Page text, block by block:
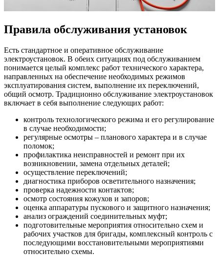
Правила обслуживания установок
Есть стандартное и оперативное обслуживание
электроустановок. В обеих ситуациях под обслуживанием
понимается целый комплекс работ технического характера,
направленных на обеспечение необходимых режимов
эксплуатирования систем, выполнение их переключений,
общий осмотр. Традиционно обслуживание электроустановок
включает в себя выполнение следующих работ:
контроль технологического режима и его регулирование
в случае необходимости;
регулярные осмотры – планового характера и в случае
поломок;
профилактика неисправностей и ремонт при их
возникновении, замена отдельных деталей;
осуществление переключений;
диагностика приборов осветительного назначения;
проверка надежности контактов;
осмотр состояния кожухов и запоров;
оценка аппаратуры пускового и защитного назначения;
анализ ограждений соединительных муфт;
подготовительные мероприятия относительно схем и
рабочих участков для бригады, комплексный контроль с
последующими восстановительными мероприятиями
относительно схемы.